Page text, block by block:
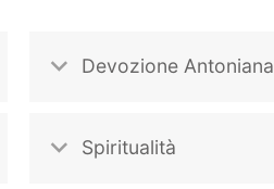
Devozione Antoniana
Spiritualità